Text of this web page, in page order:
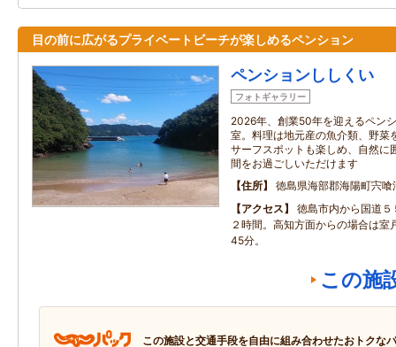
目の前に広がるプライベートビーチが楽しめるペンション
ペンションししくい
フォトギャラリー
2026年、創業50年を迎えるペン
室。料理は地元産の魚介類、野菜
サーフスポットも楽しめ、自然に
間をお過ごしいただけます
住所
徳島県海部郡海陽町宍
アクセス
徳島市内から国道
２時間。高知方面からの場合は室
45分。
この施
この施設と交通手段を自由に組み合わせたおトクな